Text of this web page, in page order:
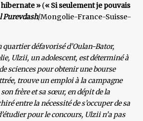
» (« Si seulement je pouvais
Purevdash/Mongolie-France-Suisse-
quartier défavorisé d’Oulan-Bator,
Ulzii, un adolescent, est déterminé à
sciences pour obtenir une bourse
trouve un emploi à la campagne
frère et sa sœur, en dépit de la
entre la nécessité de s’occuper de sa
pour le concours, Ulzii n’a pas